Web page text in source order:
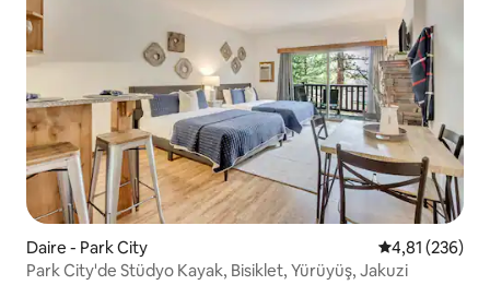
Daire - Park City 5 üzerinden
4,81 (236)
Park City'de Stüdyo Kayak, Bisiklet, Yürüyüş, Jakuzi